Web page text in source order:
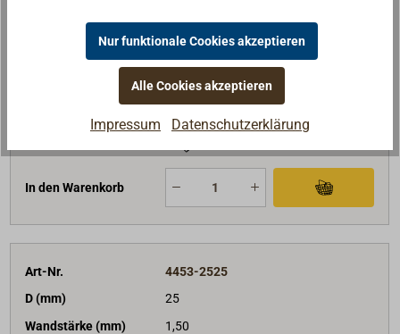
Preis (Stück)
135,01 €*
netto:113,45 €
Versandfertig in 1 Tag.
In den Warenkorb
Art-Nr.
4453-2525
D (mm)
25
Wandstärke (mm)
1,50
Nur funktionale Cookies akzeptieren
Alle Cookies akzeptieren
Impressum Datenschutzerklärung